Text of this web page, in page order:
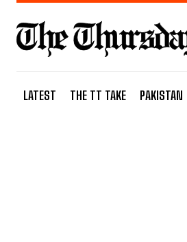
LATEST THE TT TAKE PAKISTAN